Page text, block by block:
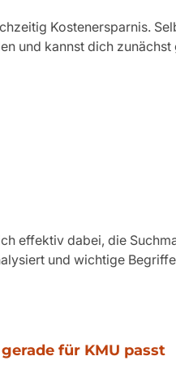
Kostenersparnis.
und kannst dich
effektiv dabei, die
und wichtige
für KMU passt